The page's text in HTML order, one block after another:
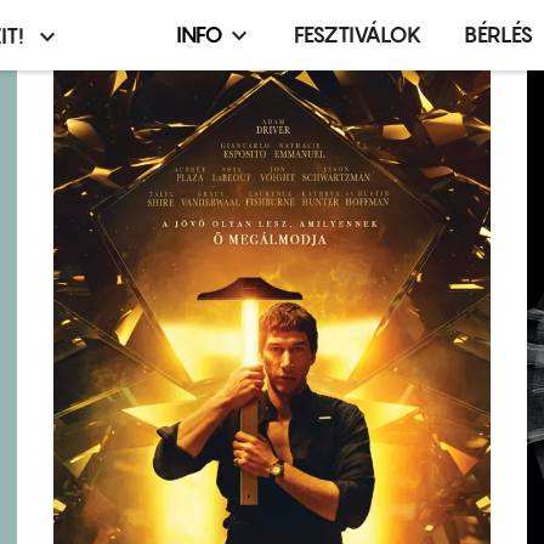
Infó,
esemény,
terembérlés
menü
INFO FESZTIVÁLOK BÉRLÉS